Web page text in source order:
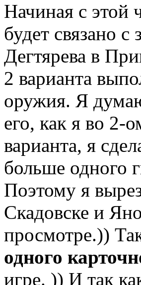
Начиная с этой
будет связано
Дегтярева в
2 варианта
оружия. Я
его, как я во 2-
варианта, я
больше одного
Поэтому я
Скадовске и
просмотре.))
одного
игре. )) И так